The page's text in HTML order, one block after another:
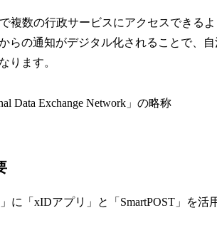
複数の行政サービスにアクセスできる
らの通知がデジタル化されることで、
ります。
Data Exchange Network」の略称
」に「xIDアプリ」と「SmartPOST」を